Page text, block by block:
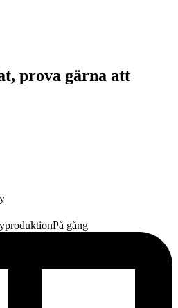
prova gärna att
På gång